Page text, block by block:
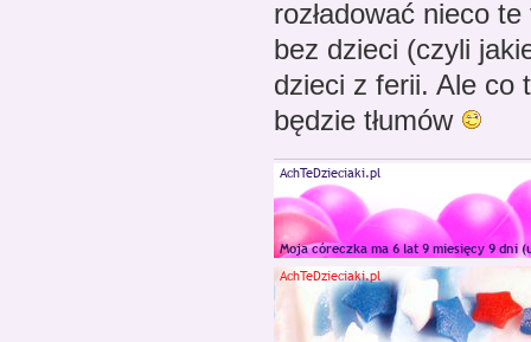
rozładować nieco
bez dzieci (czyli
dzieci z ferii. Ale co
będzie tłumów